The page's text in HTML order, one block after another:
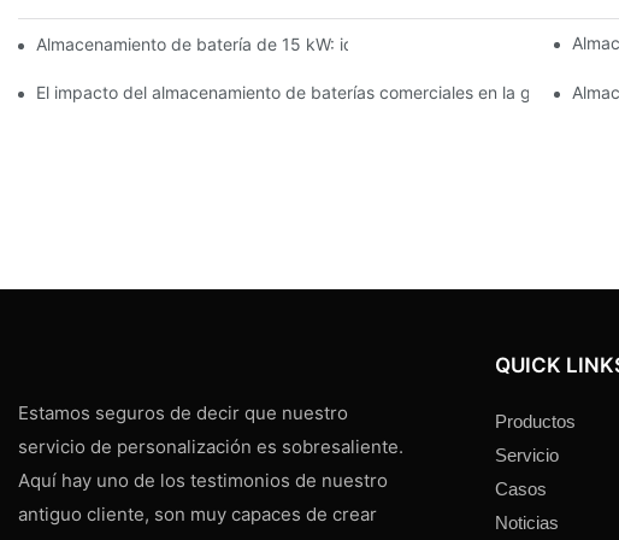
Almacenamiento de batería de 15 kW: ideal para pequeñas y medianas
El impacto del almacenamiento de baterías comerciales en la gestión
Estamos seguros de decir que nuestro
servicio de personalización es sobresaliente.
Aquí hay uno de los testimonios de nuestro
antiguo cliente, son muy capaces de crear
QUICK
Productos
Servicio
Casos
Noticias